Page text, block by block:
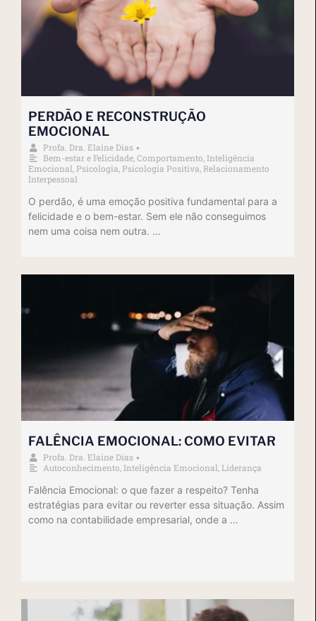
PERDÃO E RECONSTRUÇÃO
EMOCIONAL
Profa. Dra. Elaine Dias •
Bem-estar e Felicidade Comportamento Inteligência
Emocional Psicologia Psicologia Positiva Relacionamento
Interpessoal
O perdão, é uma emoção positiva fundamental para a
felicidade e o bem-estar. Sem ele não conseguimos
nem uma coisa nem outra. …
FALÊNCIA EMOCIONAL: COMO EVITAR
Profa. Dra. Elaine Dias •
Autoconhecimento Inteligência Emocional Liderança
Falência Emocional: o que fazer a respeito? Tenha
estratégias para evitar ou reverter essa situação. Assim
como na contabilidade empresarial, onde a …